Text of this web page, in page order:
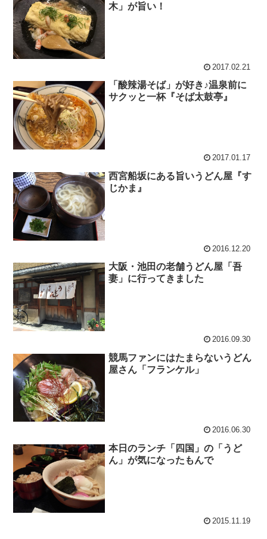
木」が旨い！
2017.02.21
「酸辣湯そば」が好き♪温泉前に
サクッと一杯『そば太鼓亭』
2017.01.17
西宮船坂にある旨いうどん屋『す
じかま』
2016.12.20
大阪・池田の老舗うどん屋「吾
妻」に行ってきました
2016.09.30
競馬ファンにはたまらないうどん
屋さん「フランケル」
2016.06.30
本日のランチ「四国」の「うど
ん」が気になったもんで
2015.11.19